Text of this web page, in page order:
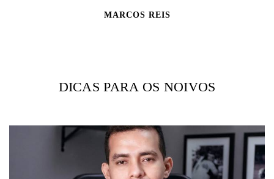
MARCOS REIS
DICAS PARA OS NOIVOS